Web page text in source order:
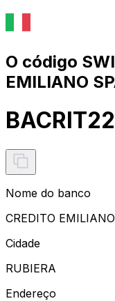
O código
EMILIANO
Nome do banco
CREDITO
Cidade
RUBIERA
Endereço